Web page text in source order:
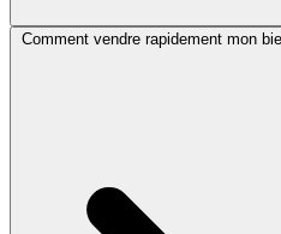
Comment vendre rapidement mon